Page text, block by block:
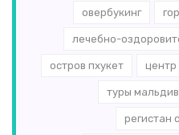
овербукинг
лечебно-
остров пхукет центр
туры
регистан